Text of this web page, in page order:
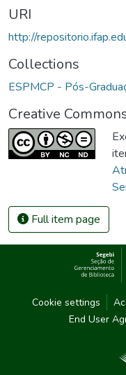
URI
http://
Collections
ESPMCP - Pós-
Creative
Full item page
Cookie settings
End User